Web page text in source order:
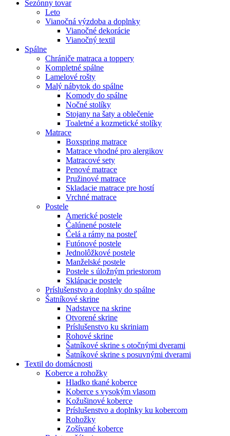
Sezónny tovar
Leto
Vianočná výzdoba a doplnky
Vianočné dekorácie
Vianočný textil
Spálne
Chrániče matraca a toppery
Kompletné spálne
Lamelové rošty
Malý nábytok do spálne
Komody do spálne
Nočné stolíky
Stojany na šaty a oblečenie
Toaletné a kozmetické stolíky
Matrace
Boxspring matrace
Matrace vhodné pro alergikov
Matracové sety
Penové matrace
Pružinové matrace
Skladacie matrace pre hostí
Vrchné matrace
Postele
Americké postele
Čalúnené postele
Čelá a rámy na posteľ
Futónové postele
Jednolôžkové postele
Manželské postele
Postele s úložným priestorom
Sklápacie postele
Príslušenstvo a doplnky do spálne
Šatníkové skrine
Nadstavce na skrine
Otvorené skrine
Príslušenstvo ku skriniam
Rohové skrine
Šatníkové skrine s otočnými dverami
Šatníkové skrine s posuvnými dverami
Textil do domácnosti
Koberce a rohožky
Hladko tkané koberce
Koberce s vysokým vlasom
Kožušinové koberce
Príslušenstvo a doplnky ku kobercom
Rohožky
Zošívané koberce